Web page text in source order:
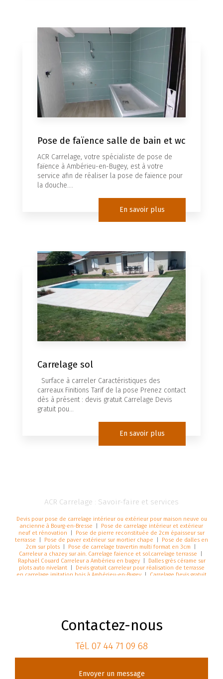
Pose de faïence salle de bain et wc
ACR Carrelage, votre spécialiste de pose de
faïence à Ambérieu-en-Bugey, est à votre
service afin de réaliser la pose de faïence pour
la douche....
En savoir plus
Carrelage sol
Surface à carreler Caractéristiques des
carreaux Finitions Tarif de la pose Prenez contact
dès à présent : devis gratuit Carrelage Devis
gratuit pou...
En savoir plus
ACR Carrelage : Savoir-faire et services
Devis pour pose de carrelage intérieur ou extérieur pour maison neuve ou
ancienne à Bourg-en-Bresse
Pose de carrelage intérieur et extérieur
neuf et rénovation
Pose de pierre reconstituée de 2cm épaisseur sur
terrasse
Pose de paver extérieur sur mortier chape
Pose de dalles en
2cm sur plots
Pose de carrelage travertin multi format en 3cm
Carreleur a chazey sur ain. Carrelage faience et sol.carrelage terrasse
Raphaël Couard Carreleur a Ambérieu en bugey|
Dalles grès cérame sur
plots auto nivelant
Devis gratuit carreleur pour réalisation de terrasse
en carrelage imitation bois à Ambérieu-en-Bugey | Carrelage Devis gratuit
Contactez-nous
Tél. 07 44 71 09 68
Envoyer un message